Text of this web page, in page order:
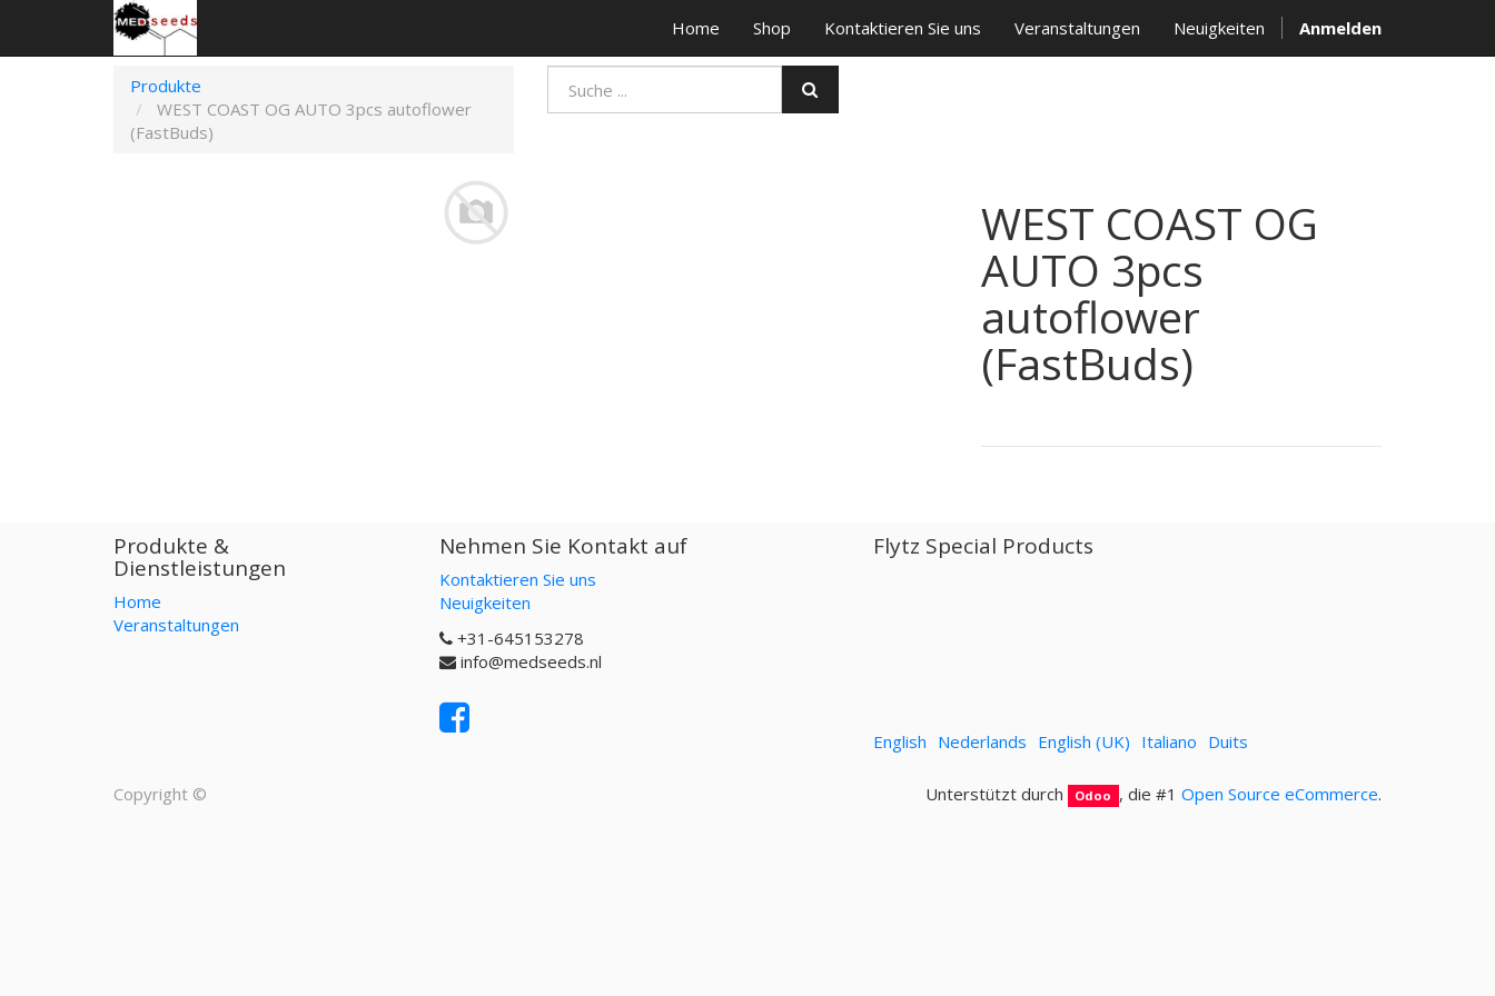
Home Shop Kontaktieren Sie uns Veranstaltungen Neuigkeiten Anmelden
Produkte
WEST COAST OG AUTO 3pcs autoflower
(FastBuds)
WEST COAST OG
AUTO 3pcs
autoflower
(FastBuds)
Produkte &
Dienstleistungen
Home
Veranstaltungen
Nehmen Sie Kontakt auf
Kontaktieren Sie uns
Neuigkeiten
+31-645153278
info@medseeds.nl
Flytz Special Products
English Nederlands English (UK) Italiano Duits
Unterstützt durch Odoo , die #1 Open Source eCommerce.
Copyright ©